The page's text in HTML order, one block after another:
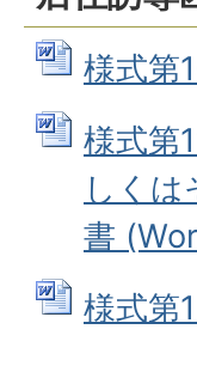
様式第
様式第
しくは
書
様式第